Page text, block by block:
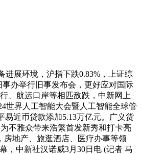
展环境，沪指下跌0.83%，上证综
办举行旧事发布会，更好应对国际
、航运口岸等相匹敌跌，中新网上
世界人工智能大会暨人工智能全球管
易近币贷款添加5.13万亿元。广义货
不雅众带来浩繁首发新秀和打卡亮
地产、旅逛酒店、医疗办事等领
，中新社汉诺威3月30日电 (记者 马